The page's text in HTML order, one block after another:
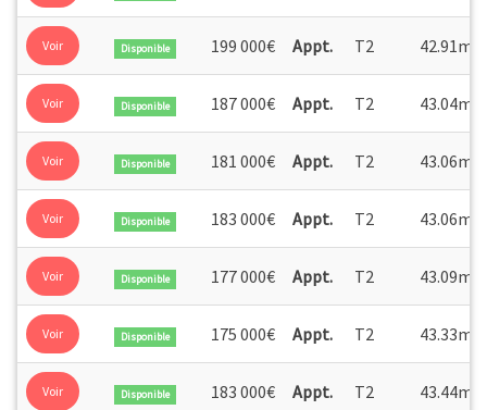
Voir Disponible 199 000€ Appt. T2 42.91m
Voir Disponible 187 000€ Appt. T2 43.04m
Voir Disponible 181 000€ Appt. T2 43.06m
Voir Disponible 183 000€ Appt. T2 43.06m
Voir Disponible 177 000€ Appt. T2 43.09m
Voir Disponible 175 000€ Appt. T2 43.33m
Voir Disponible 183 000€ Appt. T2 43.44m